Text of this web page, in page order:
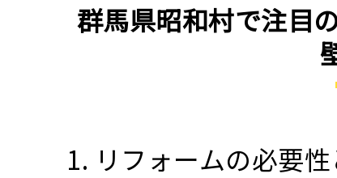
群馬県昭和村で注目
1. リフォームの必要